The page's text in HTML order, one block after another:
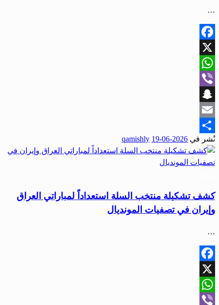
…
Facebook
X
WhatsApp
Viber
Snapchat
Email
Share
نُشر في 2026-06-19
qamishly
كشف تشكيلة منتخب السلة استعداداً لمباراتي العراق
وإيران في تصفيات المونديال
…
Facebook
X
WhatsApp